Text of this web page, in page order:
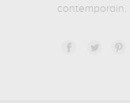
contemporain.
ANDREY